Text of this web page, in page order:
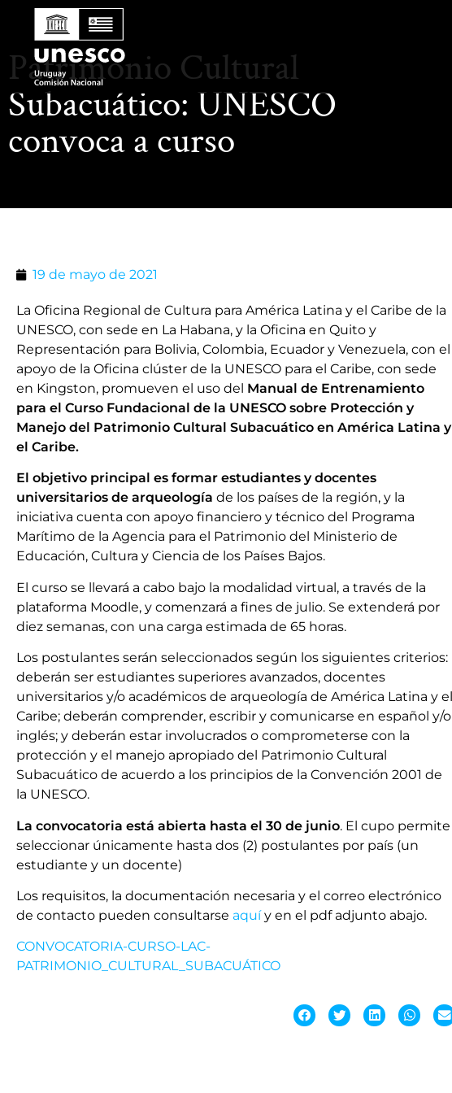
Patrimonio Cultural
Subacuático: UNESCO
convoca a curso
19 de mayo de 2021
La Oficina Regional de Cultura para América Latina y el Caribe de la
UNESCO, con sede en La Habana, y la Oficina en Quito y
Representación para Bolivia, Colombia, Ecuador y Venezuela, con el
apoyo de la Oficina clúster de la UNESCO para el Caribe, con sede
en Kingston, promueven el uso del Manual de Entrenamiento
para el Curso Fundacional de la UNESCO sobre Protección y
Manejo del Patrimonio Cultural Subacuático en América Latina y
el Caribe.
El objetivo principal es formar estudiantes y docentes
universitarios de arqueología de los países de la región, y la
iniciativa cuenta con apoyo financiero y técnico del Programa
Marítimo de la Agencia para el Patrimonio del Ministerio de
Educación, Cultura y Ciencia de los Países Bajos.
El curso se llevará a cabo bajo la modalidad virtual, a través de la
plataforma Moodle, y comenzará a fines de julio. Se extenderá por
diez semanas, con una carga estimada de 65 horas.
Los postulantes serán seleccionados según los siguientes criterios:
deberán ser estudiantes superiores avanzados, docentes
universitarios y/o académicos de arqueología de América Latina y el
Caribe; deberán comprender, escribir y comunicarse en español y/o
inglés; y deberán estar involucrados o comprometerse con la
protección y el manejo apropiado del Patrimonio Cultural
Subacuático de acuerdo a los principios de la Convención 2001 de
la UNESCO.
La convocatoria está abierta hasta el 30 de junio. El cupo permite
seleccionar únicamente hasta dos (2) postulantes por país (un
estudiante y un docente)
Los requisitos, la documentación necesaria y el correo electrónico
de contacto pueden consultarse aquíy en el pdf adjunto abajo.
CONVOCATORIA-CURSO-LAC-
PATRIMONIO_CULTURAL_SUBACUÁTICO